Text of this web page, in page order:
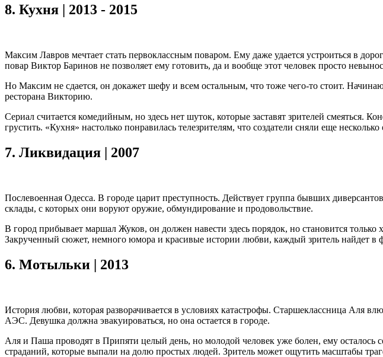
8. Кухня | 2013 - 2015
Максим Лавров мечтает стать первоклассным поваром. Ему даже удается устроиться в
повар Виктор Баринов не позволяет ему готовить, да и вообще этот человек просто
Но Максим не сдается, он докажет шефу и всем остальным, что тоже чего-то стоит.
ресторана Викторию.
Сериал считается комедийным, но здесь нет шуток, которые заставят зрителей смеяться.
грустить. «Кухня» настолько понравилась телезрителям, что создатели сняли еще несколько
7. Ликвидация | 2007
Послевоенная Одесса. В городе царит преступность. Действует группа бывших
склады, с которых они воруют оружие, обмундирование и продовольствие.
В город прибывает маршал Жуков, он должен навести здесь порядок, но становится
Закрученный сюжет, немного юмора и красивые истории любви, каждый зритель найдет в
6. Мотыльки | 2013
История любви, которая разворачивается в условиях катастрофы. Старшеклассница Аля
АЭС. Девушка должна эвакуироваться, но она остается в городе.
Аля и Паша проводят в Припяти целый день, но молодой человек уже болен, ему
страданий, которые выпали на долю простых людей. Зритель может ощутить масштабы